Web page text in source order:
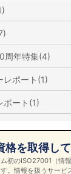
周年特集(4)
レポート(1)
ポート(1)
格を取得し
初のISO27001（情
。情報を扱うサービ